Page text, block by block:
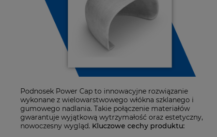
Podnosek Power Cap to innowacyjne rozwiązanie
wykonane z wielowarstwowego włókna szklanego i
gumowego nadlania. Takie połączenie materiałów
gwarantuje wyjątkową wytrzymałość oraz estetyczny,
nowoczesny wygląd. Kluczowe cechy produktu: